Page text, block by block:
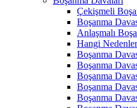
Çekişmeli
Boşanma
Anlaşmalı
Hangi
Boşanma
Boşanma
Boşanma
Boşanma
Boşanma